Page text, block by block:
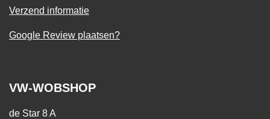
Verzend informatie
Google Review plaatsen?
VW-WOBSHOP
de Star 8 A